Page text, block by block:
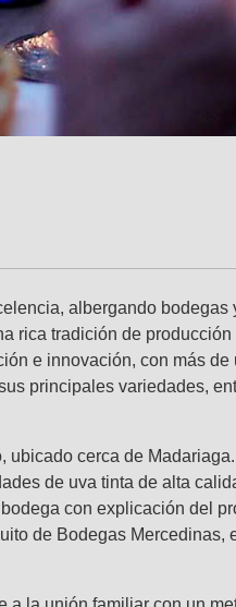
albergando
rica tradición de
e innovación, con más
principales variedades,
cerca de
de uva tinta de alta
con explicación del
de Bodegas Mercedinas,